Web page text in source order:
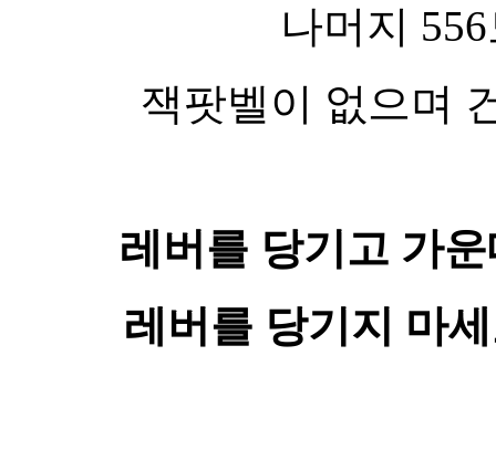
나머지
잭팟벨이 없으며
레버를 당기고 가
레버를 당기지 마